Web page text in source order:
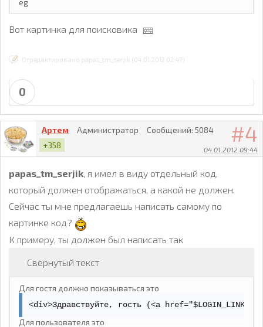
    'VIEWS': "Просмотров:"
"s6ZyRCLQqRRUcs-
        yt.pubsub.subscribe('init', function() {
          yt.www.guide.initAutoshare(
              "ru_RU",
              "7ff82e59b6b2fbd316cca35309e95df3",
              "s.youtube-3rd-party.com");
        });
  </script>
      if (window.yt.timing) {
        yt.timing.tick('ct');
      }
Вот картинка для поисковика
Отредактировано papas_tm_serjik (04.01.2012 02:47)
0
4
04.01.2012 09:44
Артем Администратор Сообщений: 5084
+358
papas_tm_serjik, я имел в виду отдельный код,
который должен отображаться, а какой не должен.
Сейчас ты мне предлагаешь написать самому по
картинке код?
К примеру, ты должен был написать так
Свернутый текст
Для гостя должно показываться это
<div>Здравствуйте, гость (<a
Для пользователя это